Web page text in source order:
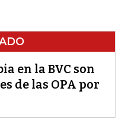
en la BVC son
de las OPA por